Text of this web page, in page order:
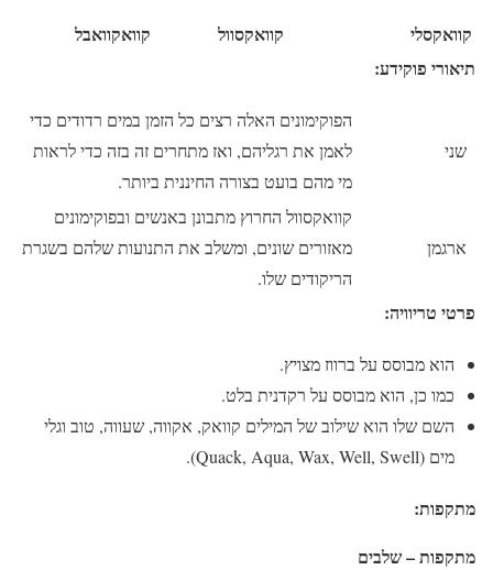
קוואקסלי קוואקסוול
קוואקוואבל
תיאורי פוקידע:
שני
הפוקימונים האלה רצים כל הזמן במים רדודים כדי
לאמן את רגליהם, ואז מתחרים זה בזה כדי לראות
מי מהם בועט בצורה החיננית ביותר.
ארגמן
קוואקסוול החרוץ מתבונן באנשים ובפוקימונים
מאזורים שונים, ומשלב את התנועות שלהם בשגרת
הריקודים שלו.
פרטי טריוויה:
הוא מבוסס על ברווז מצויץ.
כמו כן, הוא מבוסס על רקדנית בלט.
השם שלו הוא שילוב של המילים קוואק, אקווה, שעווה, טוב וגלי
מים (Quack, Aqua, Wax, Well, Swell).
מתקפות:
מתקפות – שלבים